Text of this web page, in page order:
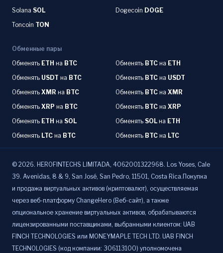
Solana SOL Dogecoin DOGE
Toncoin TON
Обменные пары
Обменять ETH на BTC Обменять BTC на ETH
Обменять USDT на BTC Обменять BTC на USDT
Обменять XMR на BTC Обменять BTC на XMR
Обменять XRP на BTC Обменять BTC на XRP
Обменять ETH на SOL Обменять SOL на ETH
Обменять LTC на BTC Обменять BTC на LTC
© 2026. HEROFINTECHS LIMITADA, 4062001322968. Los Yoses, Cale
39. Avenidas, 8 & 9, San José, San Pedro, 11501, Costa Rica.Покупка
и продажа виртуальных активов (криптовалют), осуществляемая
через веб-платформу ChangeHero (Веб-сайт), а также
опциональное хранение виртуальных активов, обрабатываются
лицензированными поставщиками, выбранными клиентом: UAB
FINCH TECHNOLOGIES или MONEYMAPLE TECH LTD. UAB FINCH
TECHNOLOGIES (код компании: 306113100) уполномочена